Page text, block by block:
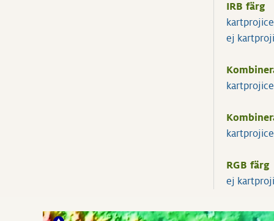
IRB färg
ej
RGB färg
ej